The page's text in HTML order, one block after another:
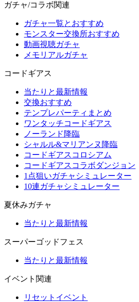
ガチャ/コラボ関連
ガチャ一覧とおすすめ
モンスター交換所おすすめ
動画視聴ガチャ
メモリアルガチャ
コードギアス
当たりと最新情報
交換おすすめ
テンプレパーティまとめ
ワンタッチコードギアス
ノーランド降臨
シャルル&マリアンヌ降臨
コードギアスコロシアム
コードギアスコラボダンジョン
1点狙いガチャシミュレーター
10連ガチャシミュレーター
夏休みガチャ
当たりと最新情報
スーパーゴッドフェス
当たりと最新情報
イベント関連
リセットイベント